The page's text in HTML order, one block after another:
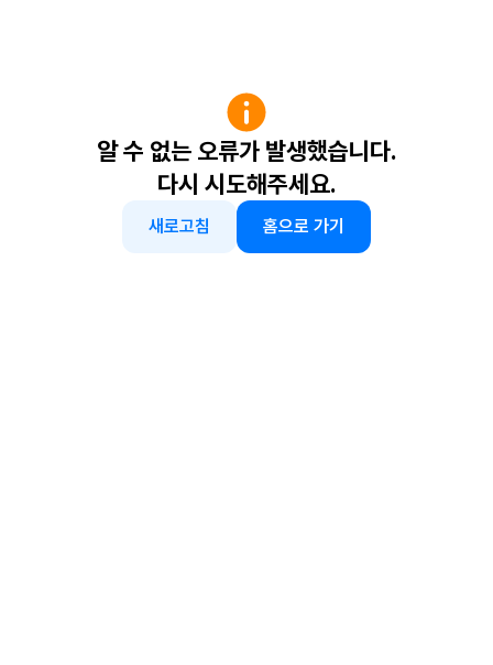
알 수 없는 오류가 발생했습니다.
다시 시도해주세요.
새로고침 홈으로 가기